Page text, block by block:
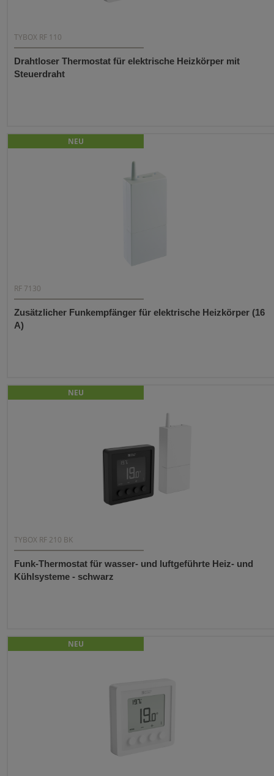
TYBOX RF 110
Drahtloser Thermostat für elektrische Heizkörper mit
Steuerdraht
NEU
RF 7130
Zusätzlicher Funkempfänger für elektrische Heizkörper (16
A)
NEU
TYBOX RF 210 BK
Funk-Thermostat für wasser- und luftgeführte Heiz- und
Kühlsysteme - schwarz
NEU